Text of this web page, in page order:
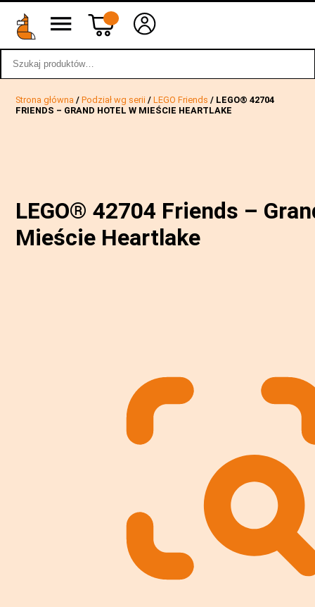
wstecz
Strona główna /Podział wg serii /LEGO Friends / LEGO® 42704
FRIENDS – GRAND HOTEL W MIEŚCIE HEARTLAKE
LEGO® 42704 Friends –
Mieście Heartlake